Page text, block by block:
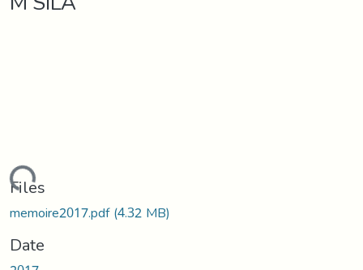
Loading...
Files
memoire2017.pdf(4.32 MB)
Date